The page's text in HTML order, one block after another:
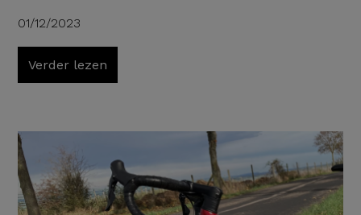
01/12/2023
Verder lezen